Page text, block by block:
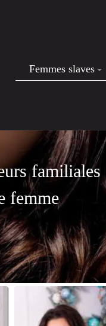
Femmes slaves
familiales
femme